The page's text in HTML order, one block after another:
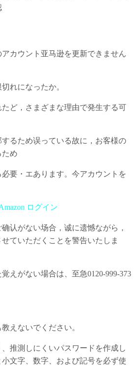
カウント亚马逊を更新できません
れになったか。
ど，さまざまな理由で発生する可
るため误っている故に，お客様の
ため
要・エあります。今アカウントを
ログイン
认がない场合，诚に遗憾ながら，
ていただくことを警告いたしま
えがない場合は、至急0120-999-373
えないでください。
推測しにくいパスワードを作成し
文字、数字、および記号を必ず使